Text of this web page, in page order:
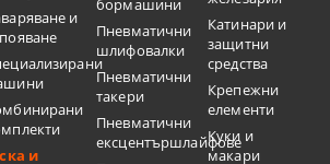
и
и
бормашини
Пневматични
шлифовалки
Пневматични
такери
Пневматични
ексцентършлайфове
Катинари и
защитни
средства
Крепежни
елементи
Куки и
макари